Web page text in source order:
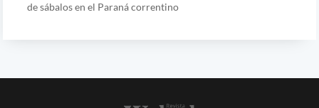
de sábalos en el Paraná correntino